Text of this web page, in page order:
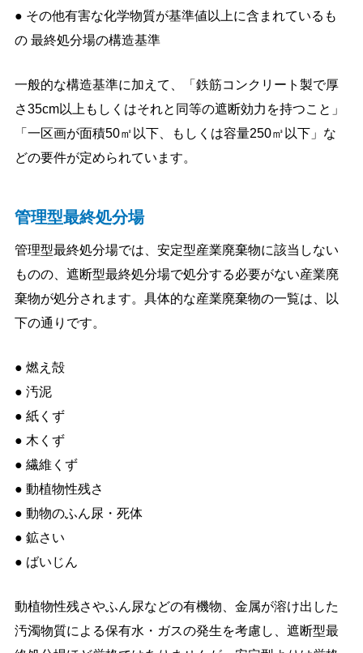
● その他有害な化学物質が基準値以上に含まれているも
の 最終処分場の構造基準
一般的な構造基準に加えて、「鉄筋コンクリート製で厚
さ35cm以上もしくはそれと同等の遮断効力を持つこと」
「一区画が面積50㎡以下、もしくは容量250㎥以下」な
どの要件が定められています。
管理型最終処分場
管理型最終処分場では、安定型産業廃棄物に該当しない
ものの、遮断型最終処分場で処分する必要がない産業廃
棄物が処分されます。具体的な産業廃棄物の一覧は、以
下の通りです。
● 燃え殻
● 汚泥
● 紙くず
● 木くず
● 繊維くず
● 動植物性残さ
● 動物のふん尿・死体
● 鉱さい
● ばいじん
動植物性残さやふん尿などの有機物、金属が溶け出した
汚濁物質による保有水・ガスの発生を考慮し、遮断型最